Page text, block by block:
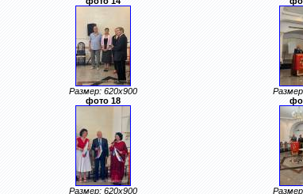
Размер: 620x900
фото 18
Размер: 620x900